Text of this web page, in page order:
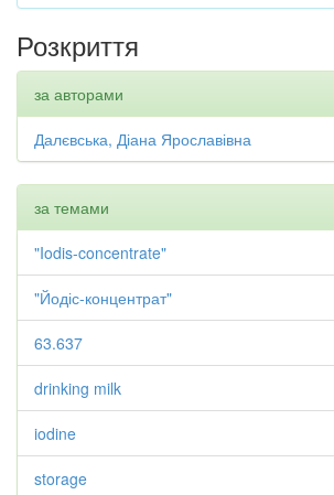
Розкриття
за авторами
Далєвська, Діана Ярославівна
за темами
"Iodis-concentrate"
"Йодіс-концентрат"
63.637
drinking milk
iodine
storage